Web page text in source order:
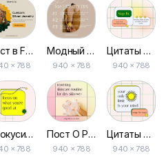
Пост в Facebook О Ювелирных Украшениях Из Серебра на Заказ
× 788
Сфокусируйтесь на Хорошем, Современном Посте для Facebook
× 788
Модный Стиль Эстетика Бежевого Топ Советы Пост в Facebook
940 × 788
Пост О Рoutine Ухода за Кожей на Facebook
940 × 788
Цитаты Вдохновения, Современные Шаги Пост в Facebook
940 × 788
Цитаты Вдохновения, Современный Пост для Facebook
940 × 788